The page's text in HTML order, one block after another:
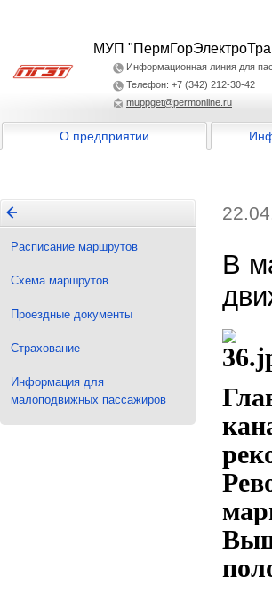
МУП
Информационная линия для
Телефон: +7 (342) 212-30-42
muppget@permonline.ru
О предприятии
Расписание маршрутов
Схема маршрутов
Проездные документы
Страхование
Информация для
малоподвижных пассажиров
В